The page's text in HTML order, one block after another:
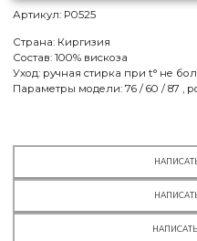
СПБ:нет в наличии
МСК:нет в наличии
СПБ:нет в наличии
Артикул: P0525
Страна: Киргизия
Состав: 100% вискоза
Уход: ручная стирка при t° не
Параметры модели: 76 / 60 / 87 ,
НАПИСАТЬ
НАПИСАТЬ
НАПИСАТЬ